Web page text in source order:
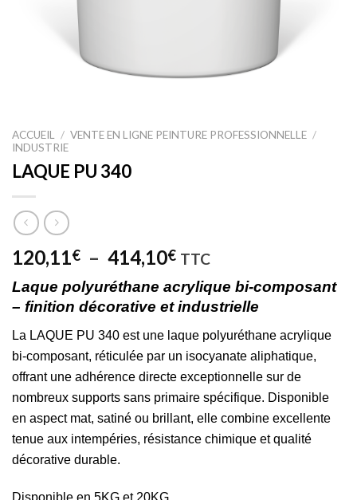
ACCUEIL / VENTE EN LIGNE PEINTURE PROFESSIONNELLE /
INDUSTRIE
LAQUE PU 340
120,11€ – 414,10€Plage
prix :
120,11€
à
414,10€
TTC
Laque polyuréthane acrylique bi-composant
– finition décorative et industrielle
La LAQUE PU 340 est une laque polyuréthane acrylique
bi-composant, réticulée par un isocyanate aliphatique,
offrant une adhérence directe exceptionnelle sur de
nombreux supports sans primaire spécifique. Disponible
en aspect mat, satiné ou brillant, elle combine excellente
tenue aux intempéries, résistance chimique et qualité
décorative durable.
Disponible en 5KG et 20KG